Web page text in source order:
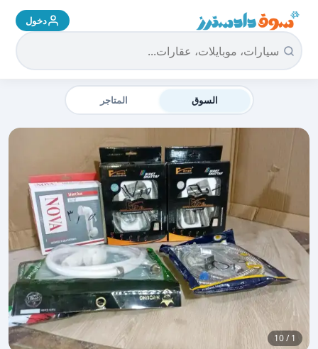
سوق دادسترز الرئيسية دخول
السوق المتاجر
1 / 10